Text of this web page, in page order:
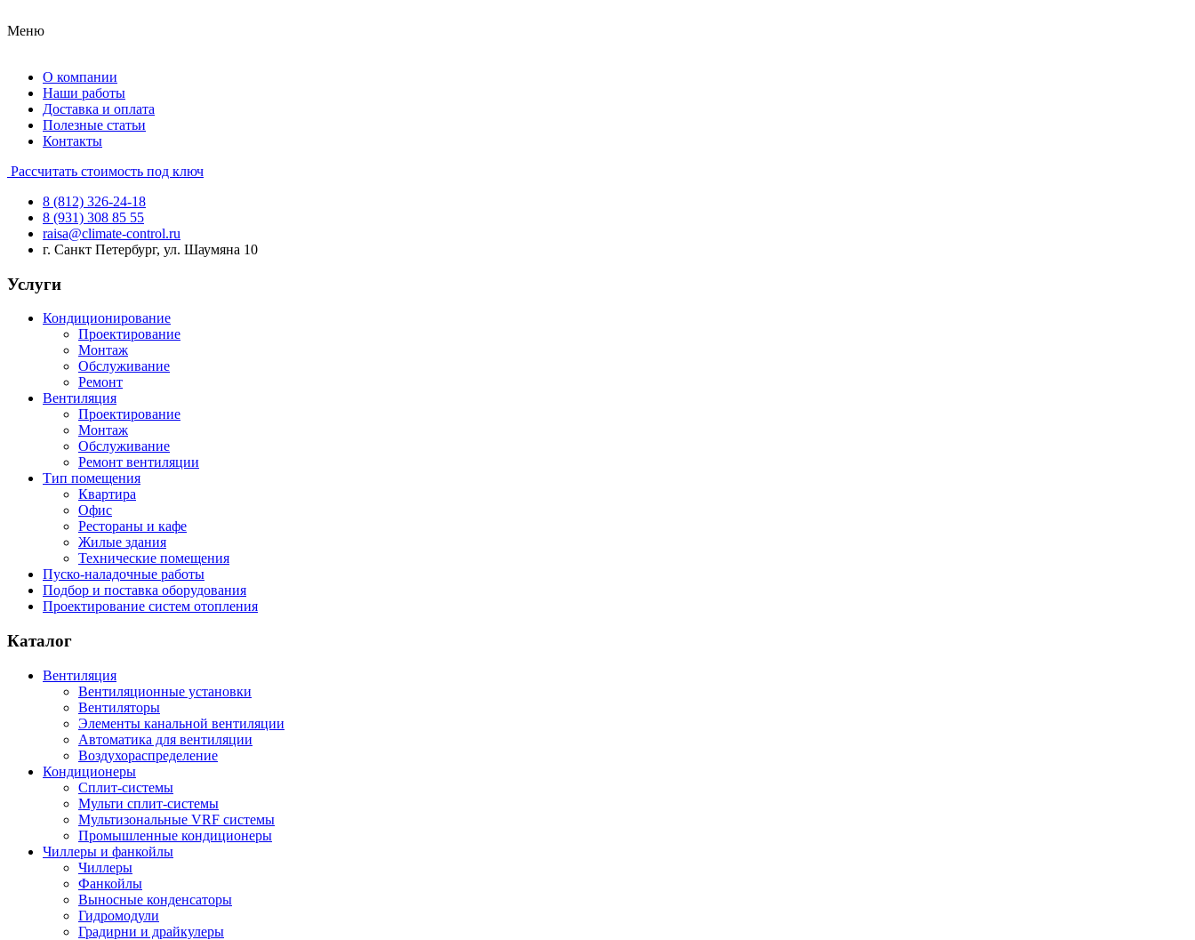
Меню
О компании
Наши работы
Доставка и оплата
Полезные статьи
Контакты
Рассчитать стоимость под ключ
8 (812) 326-24-18
8 (931) 308 85 55
raisa@climate-control.ru
г. Санкт Петербург, ул. Шаумяна 10
Услуги
Кондиционирование
Проектирование
Монтаж
Обслуживание
Ремонт
Вентиляция
Проектирование
Монтаж
Обслуживание
Ремонт вентиляции
Тип помещения
Квартира
Офис
Рестораны и кафе
Жилые здания
Технические помещения
Пуско-наладочные работы
Подбор и поставка оборудования
Проектирование систем отопления
Каталог
Вентиляция
Вентиляционные установки
Вентиляторы
Элементы канальной вентиляции
Автоматика для вентиляции
Воздухораспределение
Кондиционеры
Сплит-системы
Мульти сплит-системы
Мультизональные VRF системы
Промышленные кондиционеры
Чиллеры и фанкойлы
Чиллеры
Фанкойлы
Выносные конденсаторы
Гидромодули
Градирни и драйкулеры